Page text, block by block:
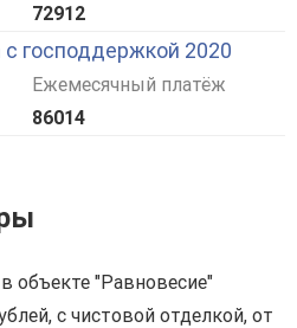
72912
господдержкой 2020
Ежемесячный платёж
86014
объекте "Равновесие"
с чистовой отделкой, от